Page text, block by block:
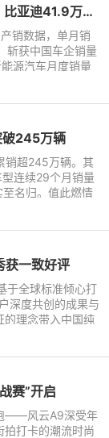
7月新能源汽车销量榜出炉，比亚迪41.9万辆稳居榜首
销数据，单月销
斩获中国车企销量
源汽车月度销量
，继2026年上半
破245万辆
销超245万辆。其
连续29个月销量
至名归。值此燃情
获一致好评
于全球标准倾心打
深度共创的成果与
的理念带入中国纯
赛”开启
——风云A9深受年
拍打卡的潮流时尚